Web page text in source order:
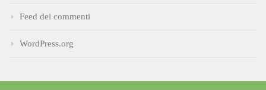
Feed dei commenti
WordPress.org